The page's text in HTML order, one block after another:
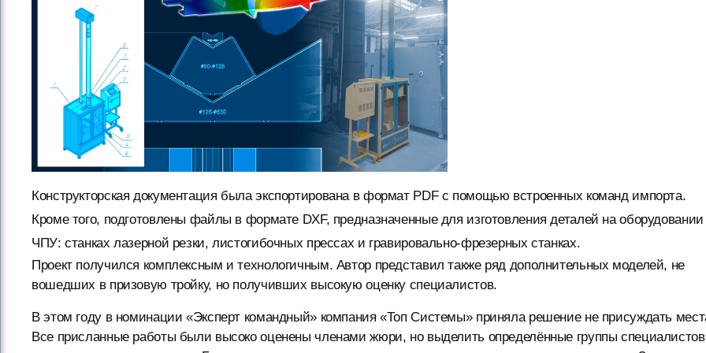
Конструкторская документация была экспортирована в формат PDF с помощью встроенных команд импорта.
Кроме того, подготовлены файлы в формате DXF, предназначенные для изготовления деталей на оборудовании
ЧПУ: станках лазерной резки, листогибочных прессах и гравировально-фрезерных станках.
Проект получился комплексным и технологичным. Автор представил также ряд дополнительных моделей, не
вошедших в призовую тройку, но получивших высокую оценку специалистов.
В этом году в номинации «Эксперт командный» компания «Топ Системы» приняла решение не присуждать
Все присланные работы были высоко оценены членами жюри, но выделить определённые группы